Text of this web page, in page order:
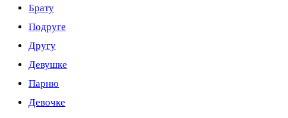
Брату
Подруге
Другу
Девушке
Парню
Девочке